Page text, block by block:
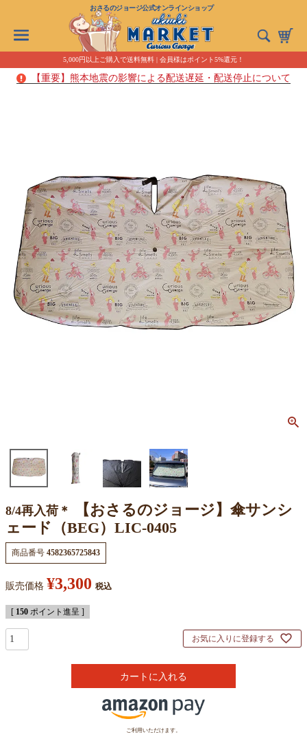
おさるのジョージ公式オンラインショップ
5,000円以上ご購入で送料無料 | 会員様はポイント5%還元！
【重要】熊本地震の影響による配送遅延・配送停止について
8/4再入荷＊
【おさるのジョージ】傘サンシ
ェード（BEG）LIC-0405
商品番号 4582365725843
販売価格 ¥3,300 税込
[ 150 ポイント進呈 ]
お気に入りに登録する
カートに入れる
ご利用いただけます。